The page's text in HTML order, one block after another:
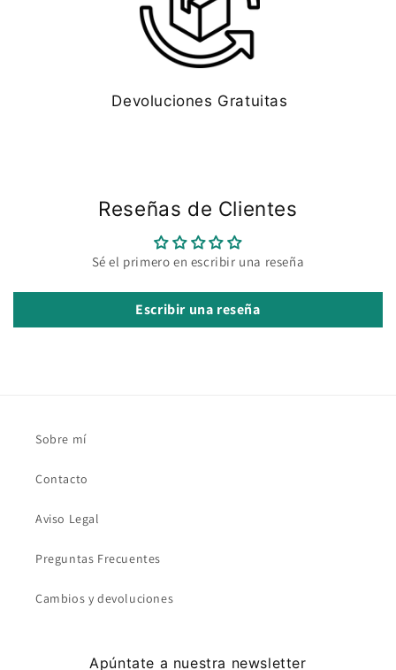
Devoluciones Gratuitas
Reseñas de Clientes
Sé el primero en escribir una reseña
Escribir una reseña
Sobre mí
Contacto
Aviso Legal
Preguntas Frecuentes
Cambios y devoluciones
Apúntate a nuestra newsletter